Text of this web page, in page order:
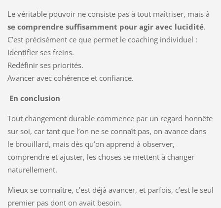
Le véritable pouvoir ne consiste pas à tout maîtriser, mais à
se comprendre suffisamment pour agir avec lucidité.
C’est précisément ce que permet le coaching individuel :
Identifier ses freins.
Redéfinir ses priorités.
Avancer avec cohérence et confiance.
En conclusion
Tout changement durable commence par un regard honnête
sur soi, car tant que l’on ne se connaît pas, on avance dans
le brouillard, mais dès qu’on apprend à observer,
comprendre et ajuster, les choses se mettent à changer
naturellement.
Mieux se connaître, c’est déjà avancer, et parfois, c’est le seul
premier pas dont on avait besoin.